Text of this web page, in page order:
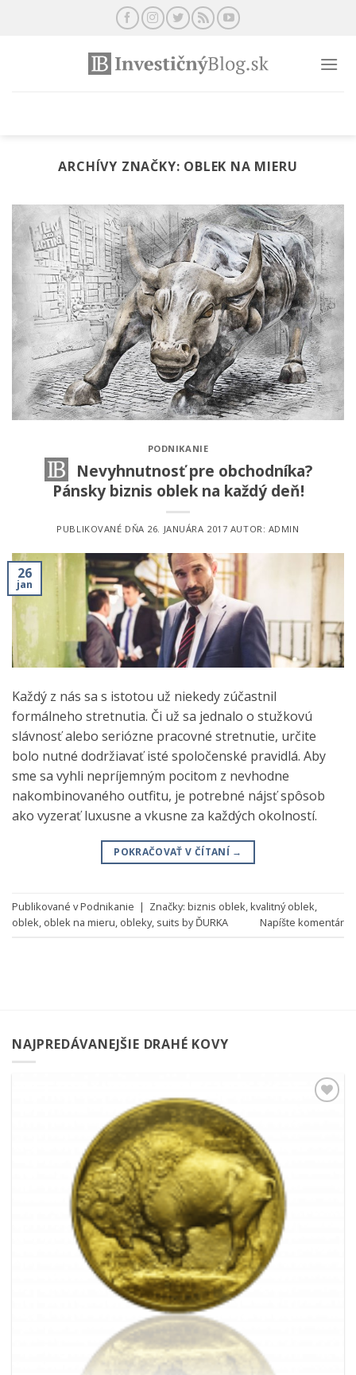
ARCHÍVY ZNAČKY: OBLEK NA MIERU
PODNIKANIE
Nevyhnutnosť pre obchodníka?
Pánsky biznis oblek na každý deň!
PUBLIKOVANÉ DŇA 26. JANUÁRA 2017 AUTOR: ADMIN
26
jan
Každý z nás sa s istotou už niekedy zúčastnil
formálneho stretnutia. Či už sa jednalo o stužkovú
slávnosť alebo seriózne pracovné stretnutie, určite
bolo nutné dodržiavať isté spoločenské pravidlá. Aby
sme sa vyhli nepríjemným pocitom z nevhodne
nakombinovaného outfitu, je potrebné nájsť spôsob
ako vyzerať luxusne a vkusne za každých okolností.
POKRAČOVAŤ V ČÍTANÍ →
Publikované vPodnikanie | Značky: biznis oblek,kvalitný oblek,
oblek, oblek na mieru, obleky, suits by ĎURKA Napíšte komentár
NAJPREDÁVANEJŠIE DRAHÉ KOVY